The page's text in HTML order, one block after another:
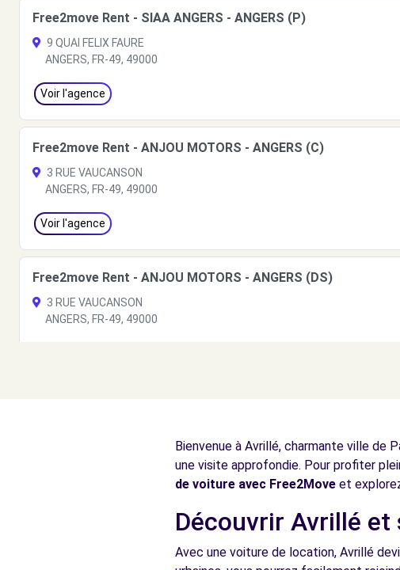
Free2move Rent - SIAA ANGERS - ANGERS (P)
9 QUAI FELIX FAURE
ANGERS, FR-49, 49000
Voir l'agence
Free2move Rent - ANJOU MOTORS - ANGERS (C)
3 RUE VAUCANSON
ANGERS, FR-49, 49000
Voir l'agence
Free2move Rent - ANJOU MOTORS - ANGERS (DS)
3 RUE VAUCANSON
ANGERS, FR-49, 49000
CANTENAY-EPINARD, 49460Bienvenue à Avrillé, charmante ville de
une visite approfondie. Pour profiter
de voiture avec Free2Move et
Découvrir Avrillé
Avec une voiture de location, Avrillé